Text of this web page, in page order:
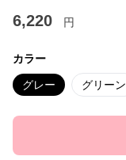
6,220 円
カラー
グレー グリーン